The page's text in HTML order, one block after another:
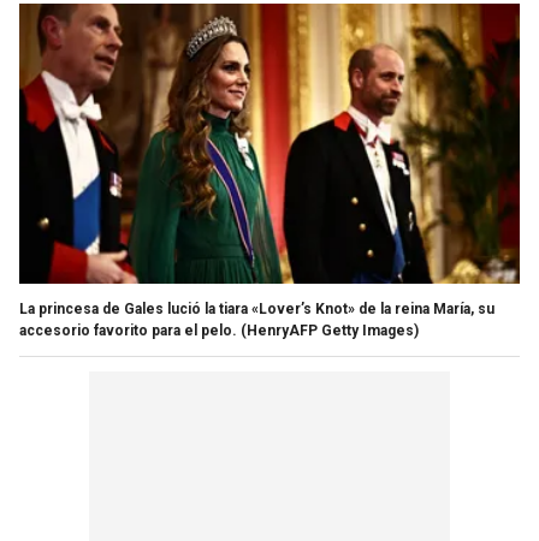
La princesa de Gales lució la tiara «Lover’s Knot» de la reina María, su
accesorio favorito para el pelo. (HenryAFP Getty Images)